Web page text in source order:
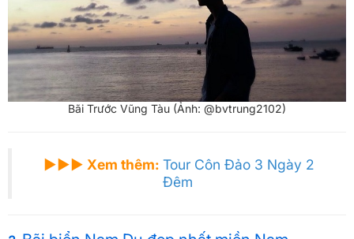
Bãi Trước Vũng Tàu (Ảnh: @bvtrung2102)
►►► Xem thêm: Tour Côn Đảo 3 Ngày 2
Đêm